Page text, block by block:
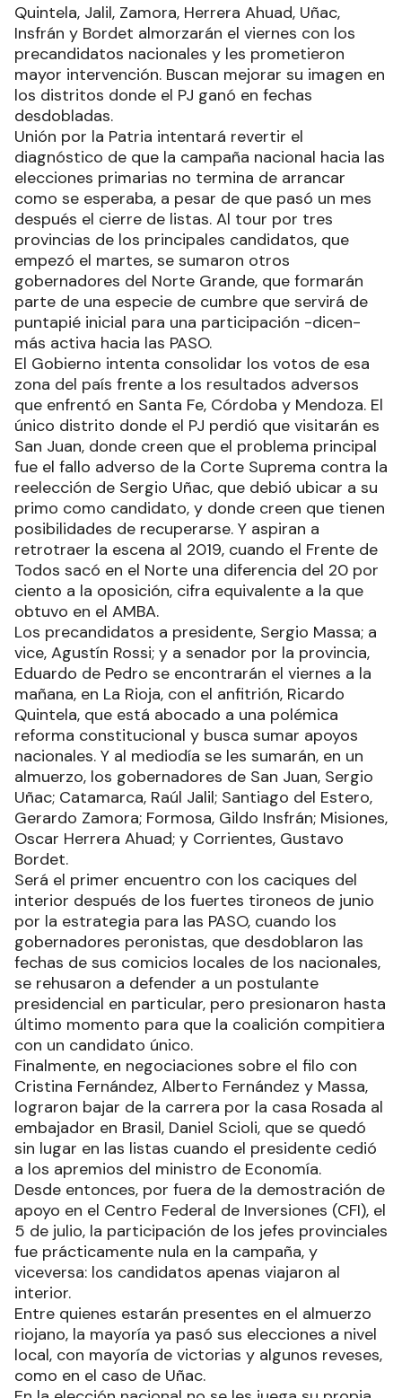
Quintela, Jalil, Zamora, Herrera Ahuad, Uñac,
Insfrán y Bordet almorzarán el viernes con los
precandidatos nacionales y les prometieron
mayor intervención. Buscan mejorar su imagen en
los distritos donde el PJ ganó en fechas
desdobladas.
Unión por la Patria intentará revertir el
diagnóstico de que la campaña nacional hacia las
elecciones primarias no termina de arrancar
como se esperaba, a pesar de que pasó un mes
después el cierre de listas. Al tour por tres
provincias de los principales candidatos, que
empezó el martes, se sumaron otros
gobernadores del Norte Grande, que formarán
parte de una especie de cumbre que servirá de
puntapié inicial para una participación -dicen-
más activa hacia las PASO.
El Gobierno intenta consolidar los votos de esa
zona del país frente a los resultados adversos
que enfrentó en Santa Fe, Córdoba y Mendoza. El
único distrito donde el PJ perdió que visitarán es
San Juan, donde creen que el problema principal
fue el fallo adverso de la Corte Suprema contra la
reelección de Sergio Uñac, que debió ubicar a su
primo como candidato, y donde creen que tienen
posibilidades de recuperarse. Y aspiran a
retrotraer la escena al 2019, cuando el Frente de
Todos sacó en el Norte una diferencia del 20 por
ciento a la oposición, cifra equivalente a la que
obtuvo en el AMBA.
Los precandidatos a presidente, Sergio Massa; a
vice, Agustín Rossi; y a senador por la provincia,
Eduardo de Pedro se encontrarán el viernes a la
mañana, en La Rioja, con el anfitrión, Ricardo
Quintela, que está abocado a una polémica
reforma constitucional y busca sumar apoyos
nacionales. Y al mediodía se les sumarán, en un
almuerzo, los gobernadores de San Juan, Sergio
Uñac; Catamarca, Raúl Jalil; Santiago del Estero,
Gerardo Zamora; Formosa, Gildo Insfrán; Misiones,
Oscar Herrera Ahuad; y Corrientes, Gustavo
Bordet.
Será el primer encuentro con los caciques del
interior después de los fuertes tironeos de junio
por la estrategia para las PASO, cuando los
gobernadores peronistas, que desdoblaron las
fechas de sus comicios locales de los nacionales,
se rehusaron a defender a un postulante
presidencial en particular, pero presionaron hasta
último momento para que la coalición compitiera
con un candidato único.
Finalmente, en negociaciones sobre el filo con
Cristina Fernández, Alberto Fernández y Massa,
lograron bajar de la carrera por la casa Rosada al
embajador en Brasil, Daniel Scioli, que se quedó
sin lugar en las listas cuando el presidente cedió
a los apremios del ministro de Economía.
Desde entonces, por fuera de la demostración de
apoyo en el Centro Federal de Inversiones (CFI), el
5 de julio, la participación de los jefes provinciales
fue prácticamente nula en la campaña, y
viceversa: los candidatos apenas viajaron al
interior.
Entre quienes estarán presentes en el almuerzo
riojano, la mayoría ya pasó sus elecciones a nivel
local, con mayoría de victorias y algunos reveses,
como en el caso de Uñac.